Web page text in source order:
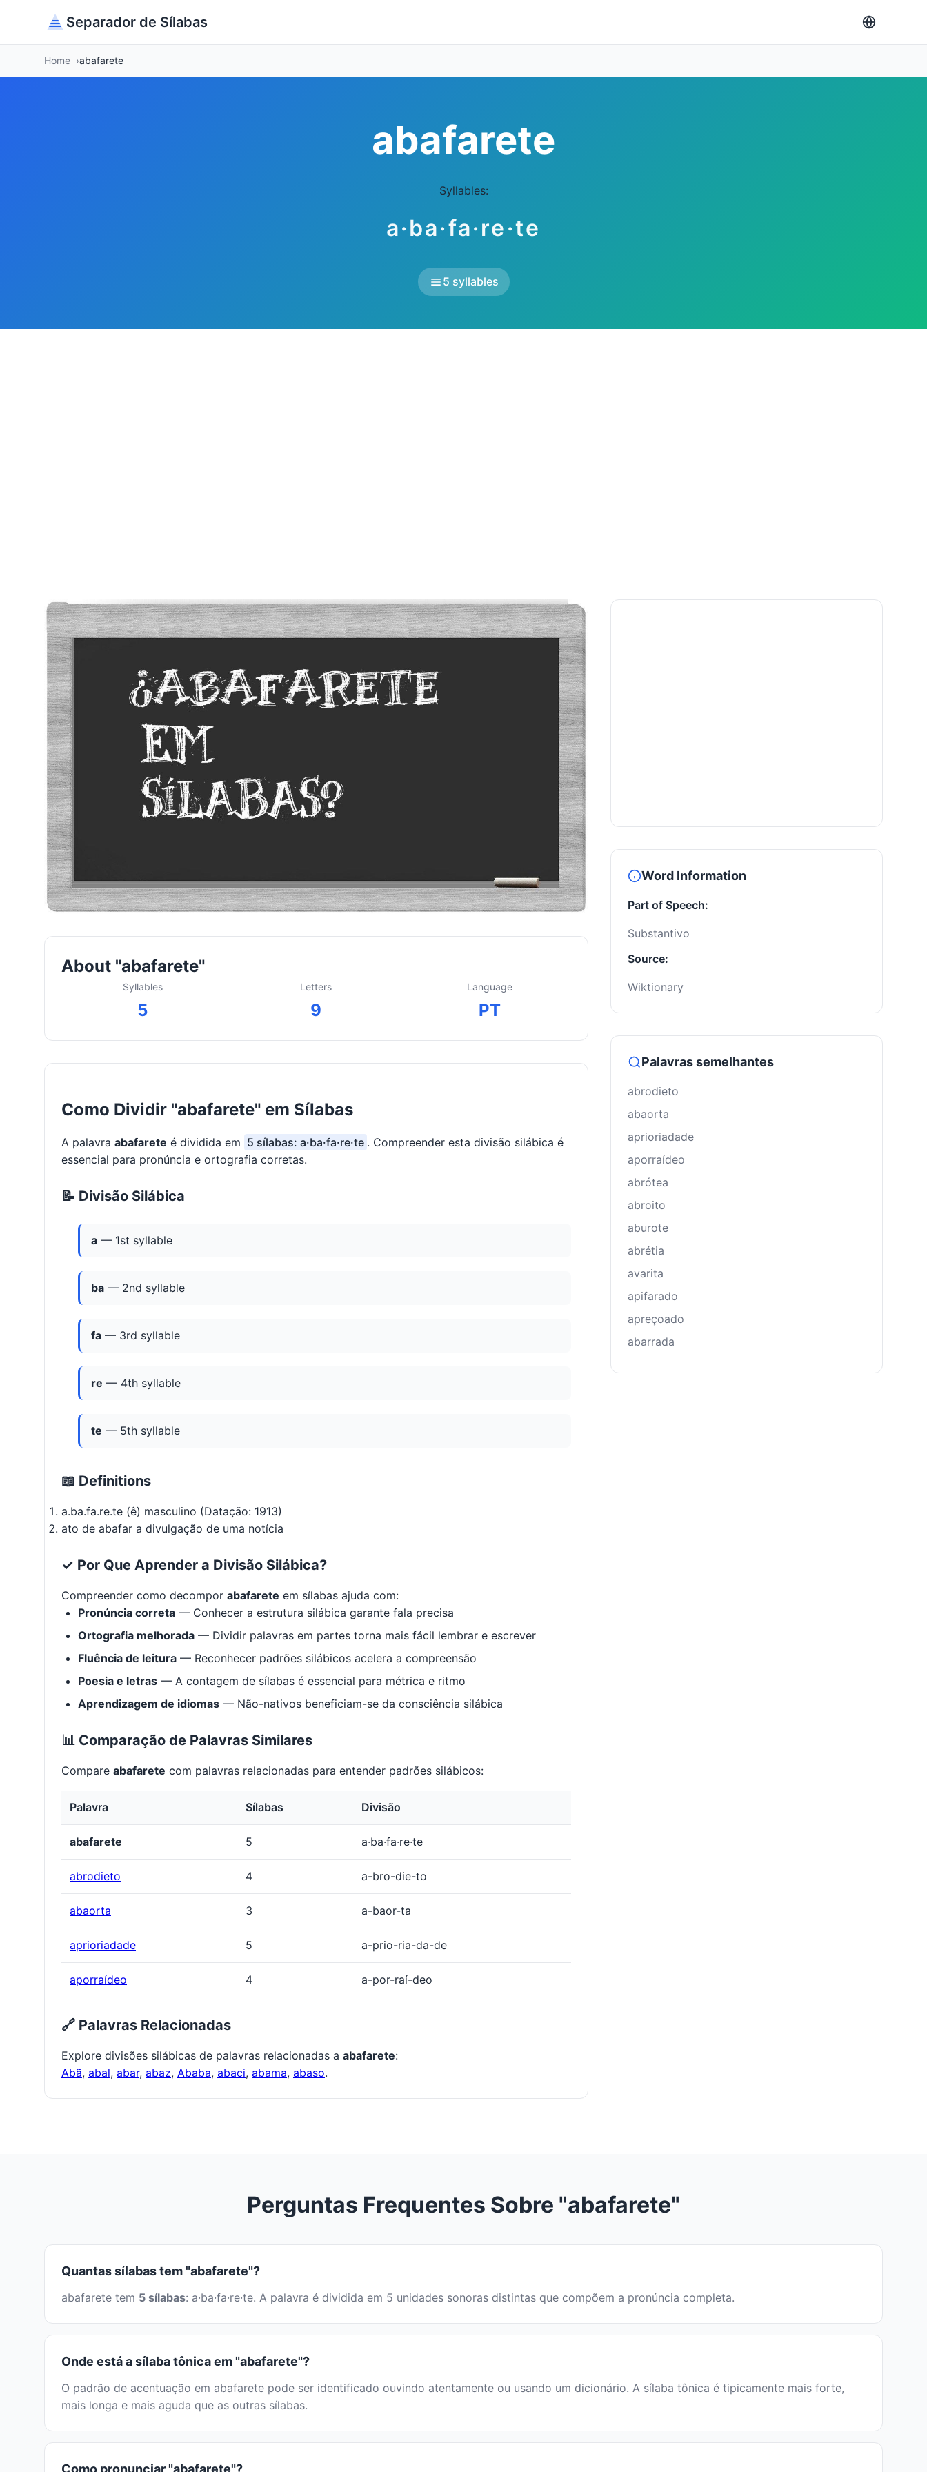
Separador de Sílabas
Home abafarete
abafarete
Syllables:
a·ba·fa·re·te
5 syllables
About "abafarete"
Syllables
5
Letters
9
Language
PT
Como Dividir "abafarete" em Sílabas
A palavra abafarete é dividida em 5 sílabas: a·ba·fa·re·te . Compreender esta divisão silábica é
essencial para pronúncia e ortografia corretas.
📝 Divisão Silábica
a — 1st syllable
ba — 2nd syllable
fa — 3rd syllable
re — 4th syllable
te — 5th syllable
📖 Definitions
a.ba.fa.re.te (ê) masculino (Datação: 1913)
ato de abafar a divulgação de uma notícia
✓ Por Que Aprender a Divisão Silábica?
Compreender como decompor abafarete em sílabas ajuda com:
Pronúncia correta — Conhecer a estrutura silábica garante fala precisa
Ortografia melhorada — Dividir palavras em partes torna mais fácil lembrar e escrever
Fluência de leitura — Reconhecer padrões silábicos acelera a compreensão
Poesia e letras — A contagem de sílabas é essencial para métrica e ritmo
Aprendizagem de idiomas — Não-nativos beneficiam-se da consciência silábica
📊 Comparação de Palavras Similares
Compare abafarete com palavras relacionadas para entender padrões silábicos:
Palavra Sílabas Divisão
abafarete 5 a·ba·fa·re·te
abrodieto 4 a-bro-die-to
abaorta 3 a-baor-ta
aprioriadade 5 a-prio-ria-da-de
aporraídeo 4 a-por-raí-deo
🔗 Palavras Relacionadas
Explore divisões silábicas de palavras relacionadas a abafarete:
Abã, abal, abar, abaz, Ababa, abaci, abama, abaso.
Word Information
Part of Speech:
Substantivo
Source:
Wiktionary
Palavras semelhantes
abrodieto
abaorta
aprioriadade
aporraídeo
abrótea
abroito
aburote
abrétia
avarita
apifarado
apreçoado
abarrada
Perguntas Frequentes Sobre "abafarete"
Quantas sílabas tem "abafarete"?
abafarete tem 5 sílabas: a·ba·fa·re·te. A palavra é dividida em 5 unidades sonoras distintas que compõem a pronúncia completa.
Onde está a sílaba tônica em "abafarete"?
O padrão de acentuação em abafarete pode ser identificado ouvindo atentamente ou usando um dicionário. A sílaba tônica é tipicamente mais forte,
mais longa e mais aguda que as outras sílabas.
Como pronunciar "abafarete"?